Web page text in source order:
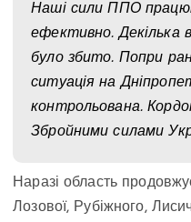
Наші сили ППО
ефективно. Декілька
було збито. Попри
ситуація на
контрольована.
Збройними силами
Наразі область
Лозової, Рубіжного,